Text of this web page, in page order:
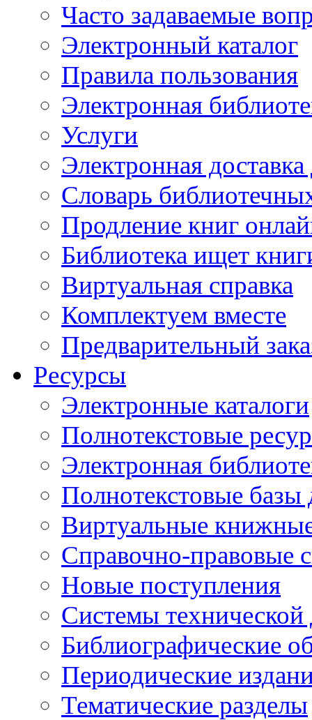
Часто задаваемые
Электронный каталог
Правила пользования
Электронная
Услуги
Электронная
Словарь
Продление книг
Библиотека ищет
Виртуальная справка
Комплектуем вместе
Предварительный
Ресурсы
Электронные каталоги
Полнотекстовые
Электронная
Полнотекстовые
Виртуальные
Справочно-правовые
Новые поступления
Cистемы
Библиографические
Периодические
Тематические разделы